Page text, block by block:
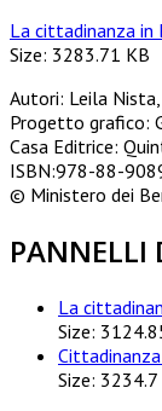
La cittadinanza in
Size: 3283.71 KB
Autori: Leila Nista,
Progetto grafico:
Casa Editrice:
ISBN:978-88-
© Ministero dei
PANNELLI
La
Size:
Size: 3234.7